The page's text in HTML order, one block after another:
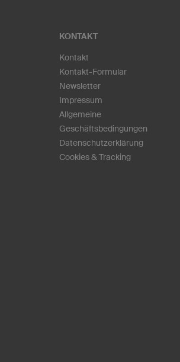
KONTAKT
Kontakt
Kontakt-Formular
Newsletter
Impressum
Allgemeine
Geschäftsbedingungen
Datenschutzerklärung
Cookies & Tracking